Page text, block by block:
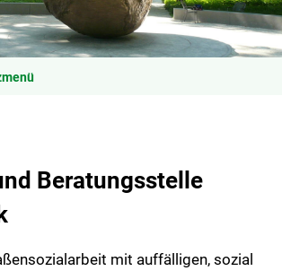
Beratungsstelle
mit auffälligen, sozial